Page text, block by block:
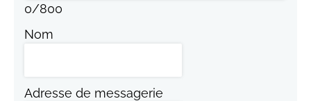
0/800
Nom
Adresse de messagerie